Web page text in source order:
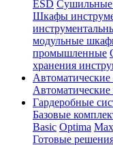
ESD
Шкафы
модульные
промышленные
хранения
Гардеробные
Базовые
Basic Optima Max
Готовые